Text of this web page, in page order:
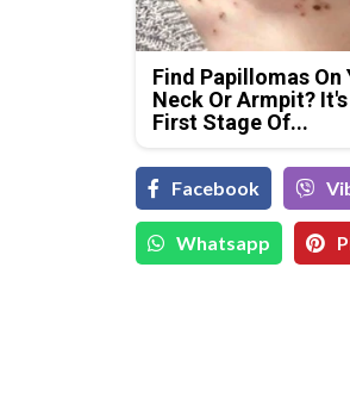
Find Papillomas On
Neck Or Armpit?
First Stage Of...
Facebook
Whatsapp